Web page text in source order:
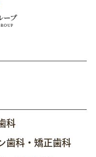
科
歯科・矯正歯科